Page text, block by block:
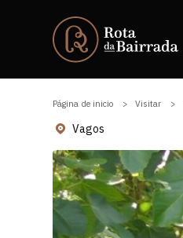
Página de inicio Visitar
Vagos